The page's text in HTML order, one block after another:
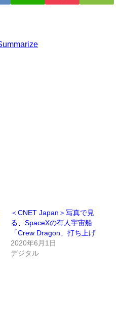
＜CNET Japan＞写真で見
る、SpaceXの有人宇宙船
「Crew Dragon」打ち上げ
2020年6月1日
デジタル